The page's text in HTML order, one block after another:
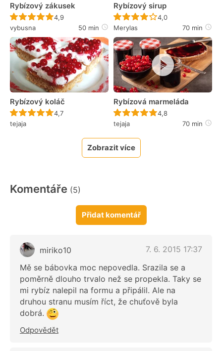
Rybízový zákusek
Recept ještě nebyl hodnocen
4,9
vybusna
50 min
Rybízový sirup
Recept ještě nebyl
4,0
Merylas
70 min
Rybízový koláč
Recept ještě nebyl hodnocen
4,7
tejaja
Rybízová marmeláda
Recept ještě nebyl
4,8
tejaja
70 min
Zobrazit více
Komentáře (5)
Přidat komentář
miriko10
7. 6. 2015 17:37
Mě se bábovka moc nepovedla. Srazila se a
poměrně dlouho trvalo než se propekla. Taky se
mi rybíz nalepil na formu a připálil. Ale na
druhou stranu musím říct, že chuťově byla
dobrá.
Odpovědět